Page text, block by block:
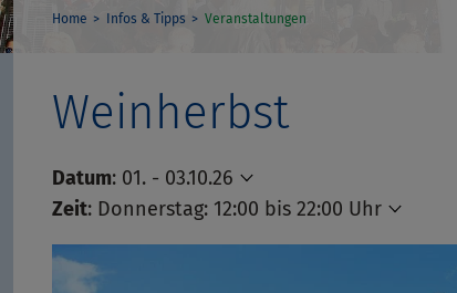
Home Infos & Tipps Veranstaltungen
Weinherbst
Datum: 01. - 03.10.26
Zeit: Donnerstag: 12:00 bis 22:00 Uhr